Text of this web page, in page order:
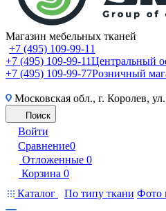
Магазин мебельных тканей
+7 (495) 109-99-11
+7 (495) 109-99-11Центральный
+7 (495) 109-99-77Розничный
Московская обл., г. Королев,
Поиск
Войти
Сравнение0
Отложенные 0
Корзина 0
Каталог
По типу ткани Фото